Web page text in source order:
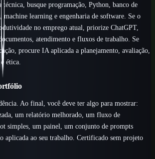
busque programação, Python, banco de
machine learning e engenharia de software. Se o
no emprego atual, priorize ChatGPT,
atendimento e fluxos de trabalho. Se
procure IA aplicada a planejamento, avaliação,
ética.
Ao final, você deve ter algo para mostrar:
um relatório melhorado, um fluxo de
simples, um painel, um conjunto de prompts
aplicada ao seu trabalho. Certificado sem projeto